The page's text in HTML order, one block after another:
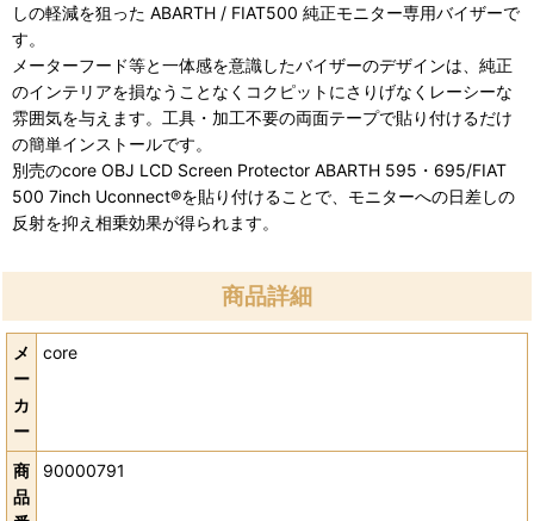
しの軽減を狙った ABARTH / FIAT500 純正モニター専用バイザーで
す。
メーターフード等と一体感を意識したバイザーのデザインは、純正
のインテリアを損なうことなくコクピットにさりげなくレーシーな
雰囲気を与えます。工具・加工不要の両面テープで貼り付けるだけ
の簡単インストールです。
別売のcore OBJ LCD Screen Protector ABARTH 595・695/FIAT
500 7inch Uconnect®を貼り付けることで、モニターへの日差しの
反射を抑え相乗効果が得られます。
商品詳細
メ
ー
カ
ー
core
商
品
90000791